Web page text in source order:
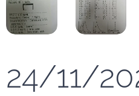
24/11/